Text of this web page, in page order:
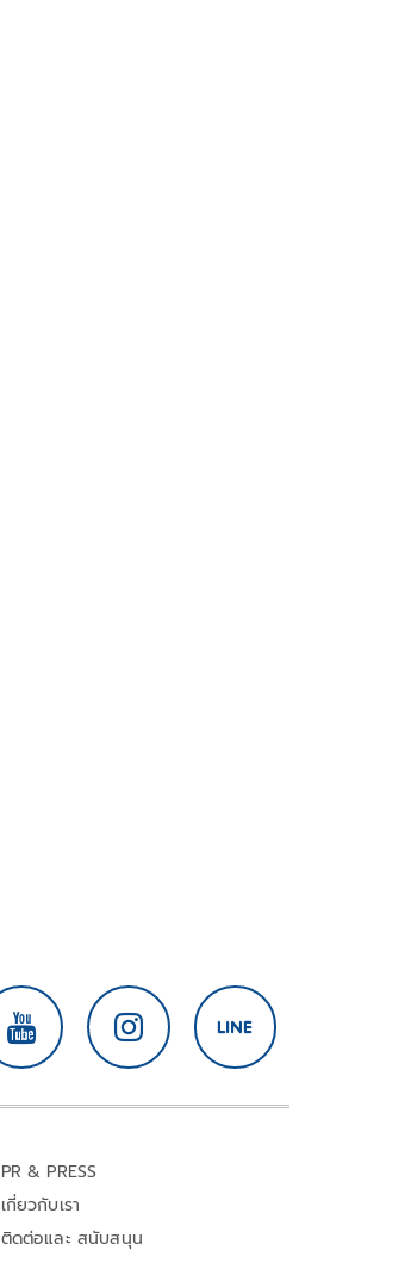
PR & PRESS
เกี่ยวกับเรา
ติดต่อและ สนับสนุน